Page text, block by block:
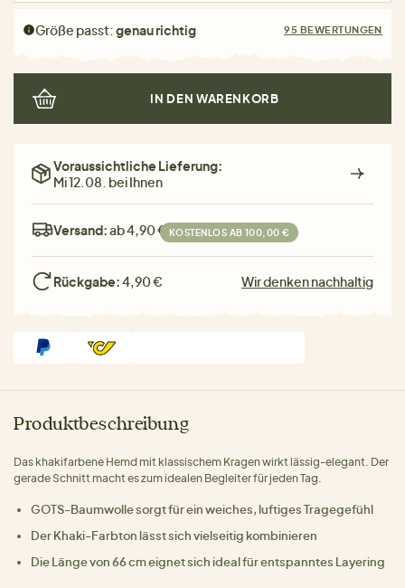
Größe passt:genau richtig 95 BEWERTUNGEN
IN DEN WARENKORB
Voraussichtliche Lieferung:
Mi 12.08. bei Ihnen
Versand:ab 4,90 € KOSTENLOS AB 100,00 €
Rückgabe:4,90 € Wir denken nachhaltig
Produktbeschreibung
Das khakifarbene Hemd mit klassischem Kragen wirkt lässig-elegant. Der
gerade Schnitt macht es zum idealen Begleiter für jeden Tag.
GOTS-Baumwolle sorgt für ein weiches, luftiges Tragegefühl
Der Khaki-Farbton lässt sich vielseitig kombinieren
Die Länge von 66 cm eignet sich ideal für entspanntes Layering